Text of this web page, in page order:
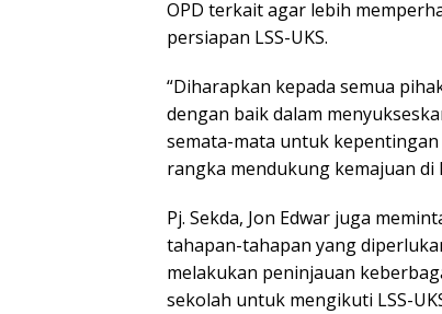
OPD terkait agar lebih
persiapan LSS-UKS.
“Diharapkan kepada semua
dengan baik dalam
semata-mata untuk
rangka mendukung kemajuan di
Pj. Sekda, Jon Edwar juga
tahapan-tahapan yang
melakukan peninjauan
sekolah untuk mengikuti LSS-